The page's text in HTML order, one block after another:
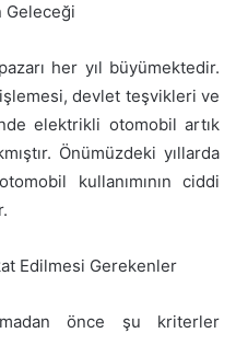
Geleceği
her yıl büyümektedir.
devlet teşvikleri ve
elektrikli otomobil artık
Önümüzdeki yıllarda
kullanımının ciddi
Edilmesi Gerekenler
önce şu kriterler